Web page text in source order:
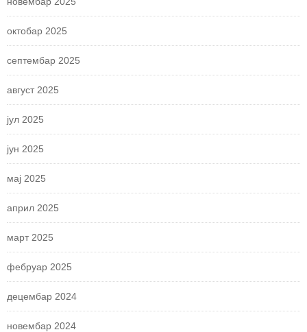
октобар 2025
септембар 2025
август 2025
јул 2025
јун 2025
мај 2025
април 2025
март 2025
фебруар 2025
децембар 2024
новембар 2024